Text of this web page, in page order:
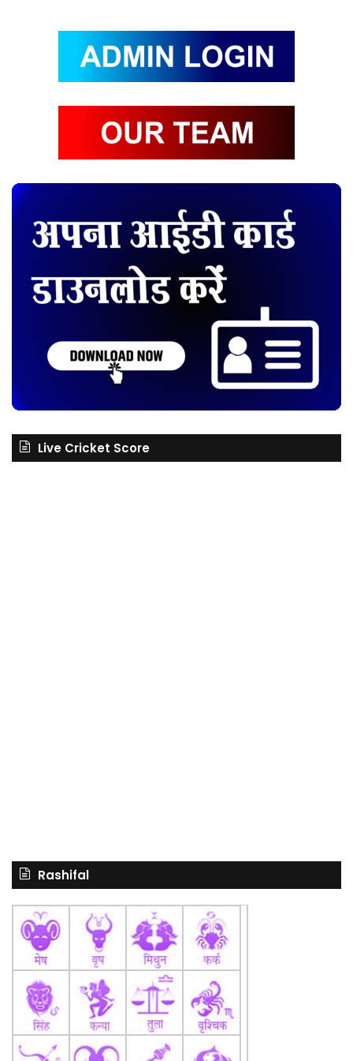
Live Cricket Score
Rashifal